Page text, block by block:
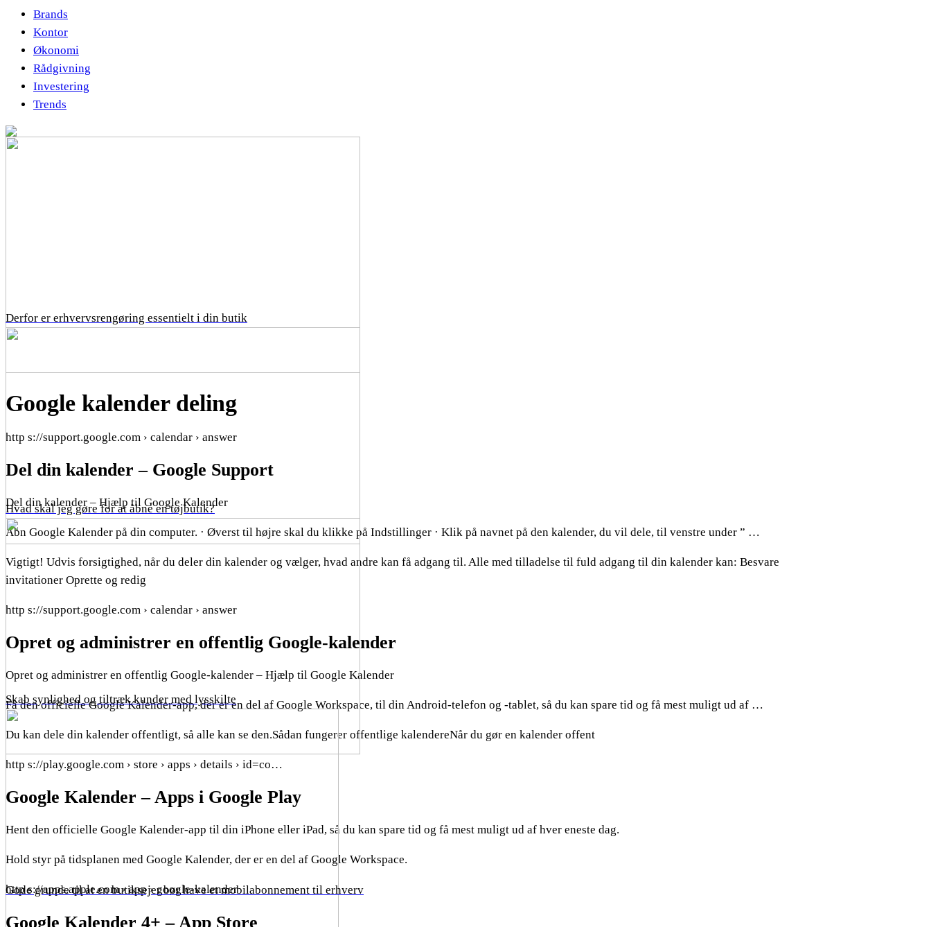
Brands
Kontor
Økonomi
Rådgivning
Investering
Trends
Derfor er erhvervsrengøring essentielt i din butik
Hvad skal jeg gøre for at åbne en tøjbutik?
Skab synlighed og tiltræk kunder med lysskilte
Gode grunde til at en butiksejer bør have et mobilabonnement til erhverv
Google kalender deling
http s://support.google.com › calendar › answer
Del din kalender – Google Support
Del din kalender – Hjælp til Google Kalender
Åbn Google Kalender på din computer. · Øverst til højre skal du klikke på Indstillinger · Klik på navnet på den kalender, du vil dele, til venstre under ” …
Vigtigt! Udvis forsigtighed, når du deler din kalender og vælger, hvad andre kan få adgang til. Alle med tilladelse til fuld adgang til din kalender kan: Besvare
invitationer Oprette og redig
http s://support.google.com › calendar › answer
Opret og administrer en offentlig Google-kalender
Opret og administrer en offentlig Google-kalender – Hjælp til Google Kalender
Få den officielle Google Kalender-app, der er en del af Google Workspace, til din Android-telefon og -tablet, så du kan spare tid og få mest muligt ud af …
Du kan dele din kalender offentligt, så alle kan se den.Sådan fungerer offentlige kalendereNår du gør en kalender offent
http s://play.google.com › store › apps › details › id=co…
Google Kalender – Apps i Google Play
Hent den officielle Google Kalender-app til din iPhone eller iPad, så du kan spare tid og få mest muligt ud af hver eneste dag.
Hold styr på tidsplanen med Google Kalender, der er en del af Google Workspace.
http s://apps.apple.com › app › google-kalender
Google Kalender 4+ – App Store